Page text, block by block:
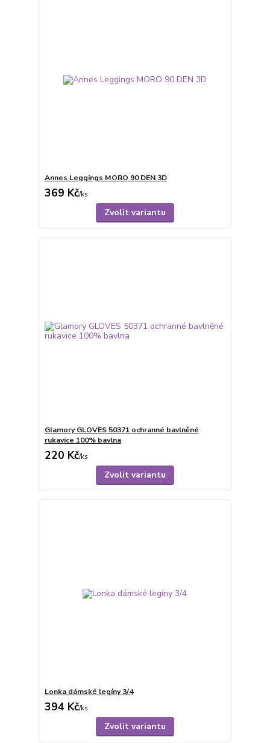
Annes Leggings MORO 90 DEN 3D
369 Kč/ks
Zvolit variantu
Glamory GLOVES 50371 ochranné bavlněné
rukavice 100% bavlna
220 Kč/ks
Zvolit variantu
Lonka dámské legíny 3/4
394 Kč/ks
Zvolit variantu